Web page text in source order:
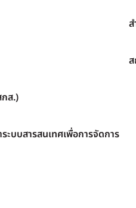
ส.)
บบสารสนเทศเพื่อการจัดการ